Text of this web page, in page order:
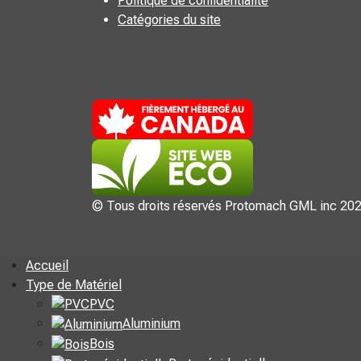
Catégories du site
© Tous droits réservés Protomach GML inc
Accueil
Type de Matériel
PVC
Aluminium
Bois